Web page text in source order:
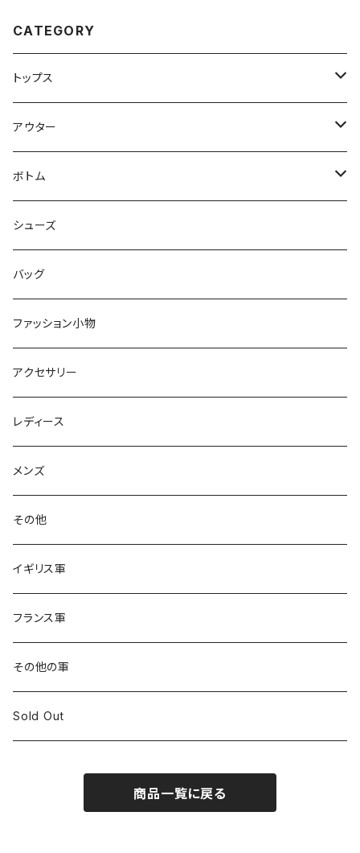
CATEGORY
トップス
Tシャツ
シャツ
ニット
アウター
ジャケット
コート
ボトム
パンツ
ショートパンツ
スカート
オールインワン
シューズ
バッグ
ファッション小物
アクセサリー
レディース
メンズ
その他
イギリス軍
フランス軍
その他の軍
Sold Out
商品一覧に戻る